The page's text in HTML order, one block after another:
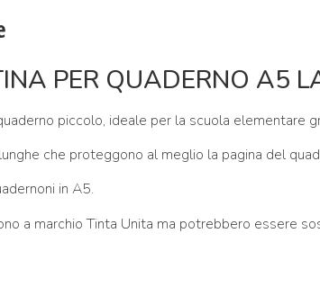
PER QUADERNO A5
piccolo, ideale per la scuola elementare
che proteggono al meglio la pagina del
in A5.
a marchio Tinta Unita ma potrebbero essere